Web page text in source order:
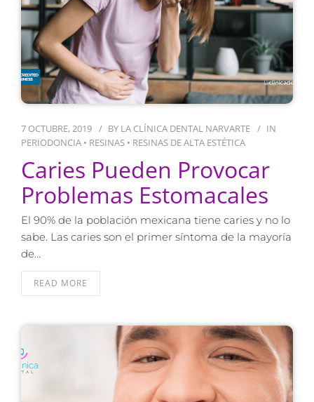
7 OCTUBRE, 2019 BY LA CLÍNICA DENTAL NARVARTE
IN
PERIODONCIA • RESINAS • RESINAS DE ALTA ESTÉTICA
Caries Pueden Provocar
Problemas Estomacales
El 90% de la población mexicana tiene caries y no lo
sabe. Las caries son el primer síntoma de la mayoría
de…
READ MORE